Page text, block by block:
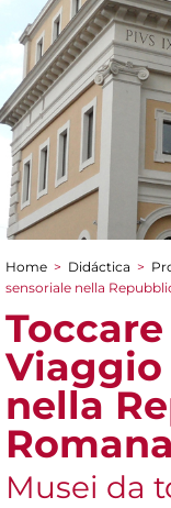
You are
Home > Didáctica >
sensoriale nella
Viaggio
nella
Musei da